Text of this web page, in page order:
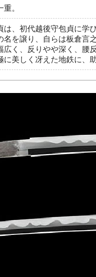
。
は、初代越後守包貞に学
名を譲り、自らは板倉言
広く、反りやや深く、腰
に美しく冴えた地鉄に、